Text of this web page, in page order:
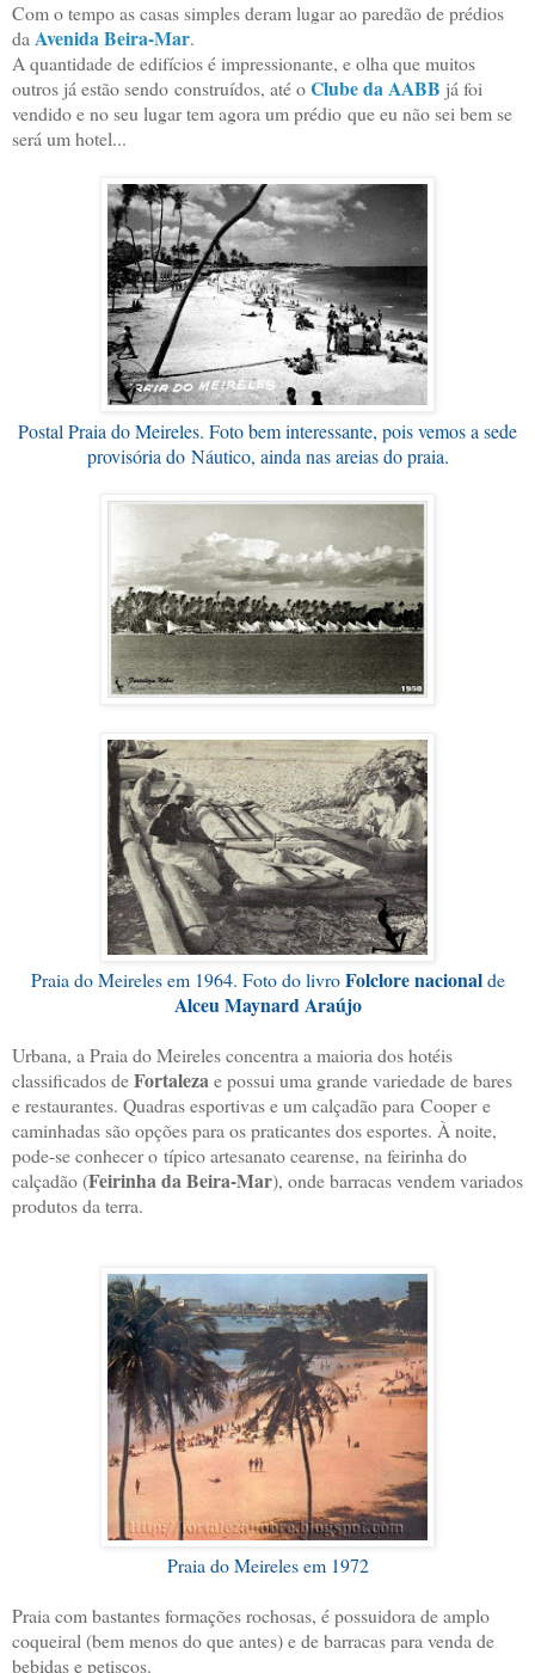
Com o tempo as casas simples deram lugar ao paredão de prédios
da Avenida Beira-Mar.
A quantidade de edifícios é impressionante, e olha que muitos
outros já estão sendo construídos, até oClube da AABB já foi
vendido e no seu lugar tem agora um prédio que eu não sei bem se
será um hotel...
Postal Praia do Meireles. Foto bem interessante, pois vemos a sede
provisória do Náutico, ainda nas areias do praia.
Praia do Meireles em 1964. Foto do livroFolclore nacionalde
Alceu Maynard Araújo
Urbana, a Praia do Meireles concentra a maioria dos hotéis
classificados deFortaleza e possui uma grande variedade de bares
e restaurantes. Quadras esportivas e um calçadão para Cooper e
caminhadas são opções para os praticantes dos esportes. À noite,
pode-se conhecer o típico artesanato cearense, na feirinha do
calçadão (Feirinha da Beira-Mar), onde barracas vendem variados
produtos da terra.
Praia do Meireles em 1972
Praia com bastantes formações rochosas, é possuidora de amplo
coqueiral (bem menos do que antes) e de barracas para venda de
bebidas e petiscos.